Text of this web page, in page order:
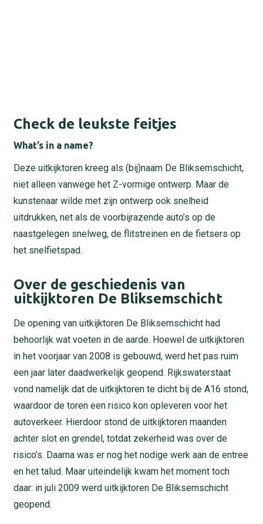
Check de leukste feitjes
What’s in a name?
Deze uitkijktoren kreeg als (bij)naam De Bliksemschicht,
niet alleen vanwege het Z-vormige ontwerp. Maar de
kunstenaar wilde met zijn ontwerp ook snelheid
uitdrukken, net als de voorbijrazende auto’s op de
naastgelegen snelweg, de flitstreinen en de fietsers op
het snelfietspad.
Over de geschiedenis van
uitkijktoren De Bliksemschicht
De opening van uitkijktoren De Bliksemschicht had
behoorlijk wat voeten in de aarde. Hoewel de uitkijktoren
in het voorjaar van 2008 is gebouwd, werd het pas ruim
een jaar later daadwerkelijk geopend. Rijkswaterstaat
vond namelijk dat de uitkijktoren te dicht bij de A16 stond,
waardoor de toren een risico kon opleveren voor het
autoverkeer. Hierdoor stond de uitkijktoren maanden
achter slot en grendel, totdat zekerheid was over de
risico’s. Daarna was er nog het nodige werk aan de entree
en het talud. Maar uiteindelijk kwam het moment toch
daar: in juli 2009 werd uitkijktoren De Bliksemschicht
geopend.